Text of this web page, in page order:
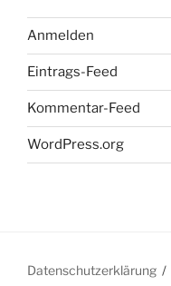
Anmelden
Eintrags-Feed
Kommentar-Feed
WordPress.org
Datenschutzerklärung